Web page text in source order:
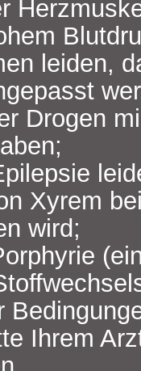
leiden,
Drogen
Xyrem
wird;
Ihrem